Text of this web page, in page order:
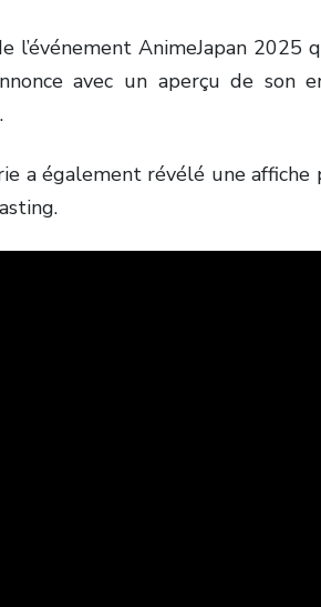
l’événement AnimeJapan 2025
avec un aperçu de
a également révélé une